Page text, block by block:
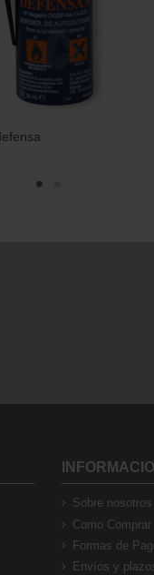
Sobre nosotros
Como Comprar
Formas de
Envíos y